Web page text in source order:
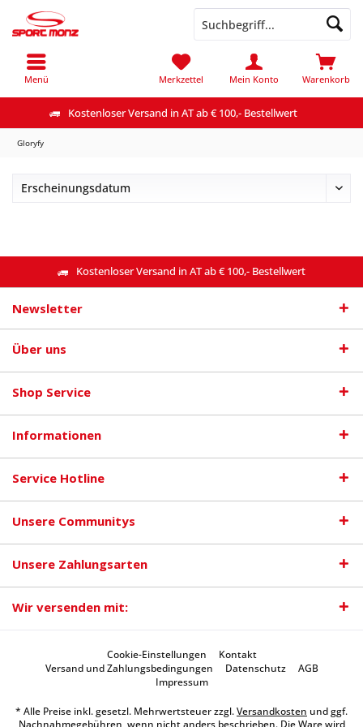
Kostenloser Versand in AT ab € 100,- Bestellwert
Menü Warenkorb
Merkzettel Mein Konto
Gloryfy
Kostenloser Versand in AT ab € 100,- Bestellwert
Newsletter
Über uns
Shop Service
Informationen
Service Hotline
Unsere Communitys
Unsere Zahlungsarten
Wir versenden mit:
Cookie-Einstellungen
Kontakt
Versand und Zahlungsbedingungen
Datenschutz
AGB
Impressum
* Alle Preise inkl. gesetzl. Mehrwertsteuer zzgl.Versandkosten und ggf.
Nachnahmegebühren, wenn nicht anders beschrieben. Die Ware wird